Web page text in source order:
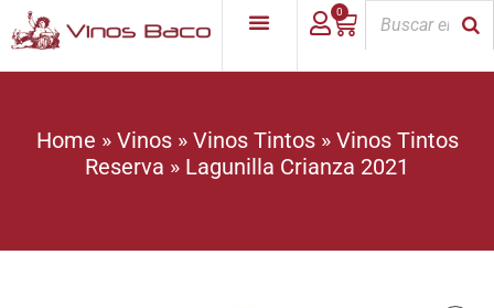
0
Home » Vinos» Vinos Tintos» Vinos Tintos
Reserva » Lagunilla Crianza 2021